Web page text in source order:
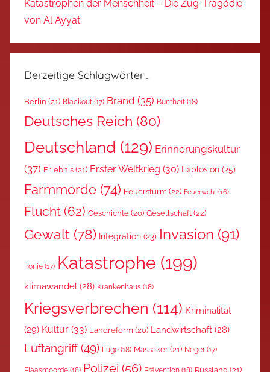
Katastrophen der Menschheit – Die Zug-Tragödie
von Al Ayyat
Derzeitige Schlagwörter…
Berlin (21) Blackout (17) Brand (35) Buntheit (18)
Deutsches Reich (80)
Deutschland (129) Erinnerungskultur
(37) Erlebnis (21) Erster Weltkrieg (30) Explosion (25)
Farmmorde (74) Feuersturm (22) Feuerwehr (16)
Flucht (62) Geschichte (20) Gesellschaft(22)
Gewalt (78) Integration (23) Invasion (91)
Ironie (17) Katastrophe (199)
klimawandel (28) Krankenhaus (18)
Kriegsverbrechen (114) Kriminalität
(29) Kultur (33) Landreform (20) Landwirtschaft (28)
Luftangriff (49) Lüge (18) Massaker (21) Neger (17)
Polizei (56) Russland (21)